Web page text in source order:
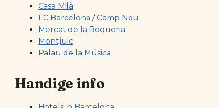
Casa Milà
FC Barcelona /Camp Nou
Mercat de la Boqueria
Montjuïc
Palau de la Música
Handige info